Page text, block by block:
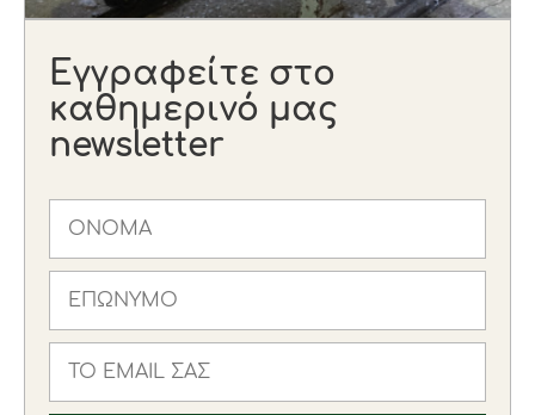
Εγγραφείτε στο
καθημερινό μας
newsletter